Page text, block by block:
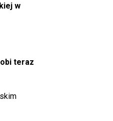
w
teraz